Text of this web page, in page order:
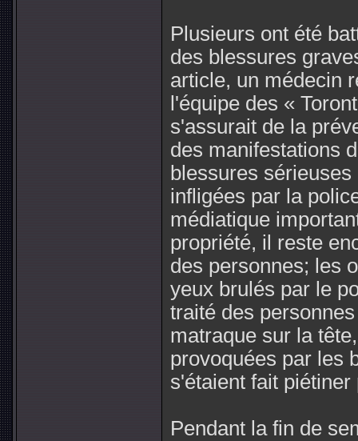
Plusieurs ont été
des blessures
article, un médecin
l'équipe des «
s'assurait de la
des manifestations
blessures
infligées par la
médiatique
propriété, il reste
des personnes; les
yeux brulés par le
traité des
matraque sur la
provoquées par les
s'étaient fait
Pendant la fin de